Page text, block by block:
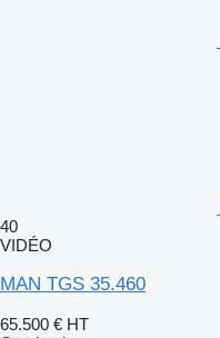
40
VIDÉO
MAN TGS 35.460
65.500 € HT